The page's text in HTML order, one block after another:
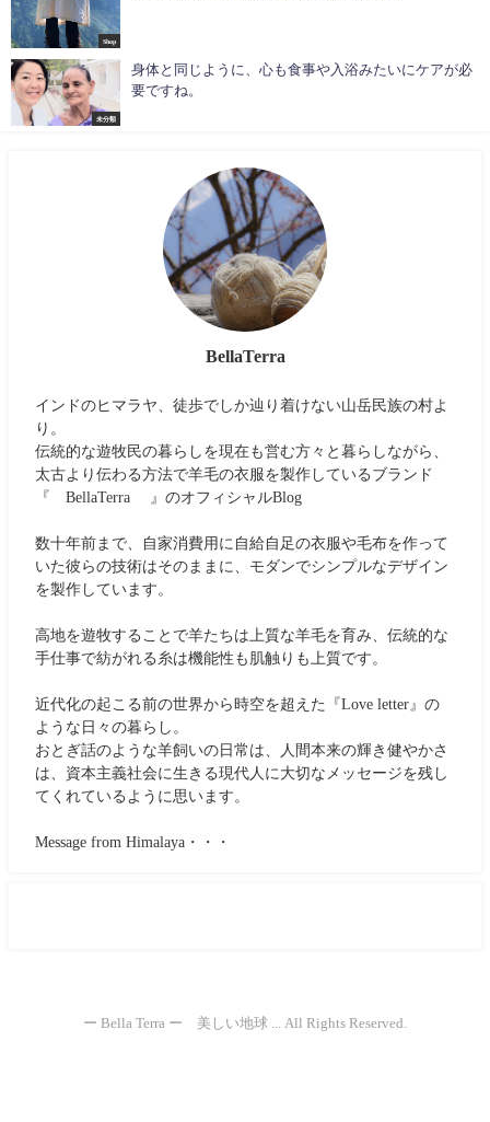
Shop
未分類
身体と同じように、心も食事や入浴みたいにケアが必
要ですね。
BellaTerra
インドのヒマラヤ、徒歩でしか辿り着けない山岳民族の村よ
り。
伝統的な遊牧民の暮らしを現在も営む方々と暮らしながら、
太古より伝わる方法で羊毛の衣服を製作しているブランド
『 BellaTerra 』のオフィシャルBlog
数十年前まで、自家消費用に自給自足の衣服や毛布を作って
いた彼らの技術はそのままに、モダンでシンプルなデザイン
を製作しています。
高地を遊牧することで羊たちは上質な羊毛を育み、伝統的な
手仕事で紡がれる糸は機能性も肌触りも上質です。
近代化の起こる前の世界から時空を超えた『Love letter』の
ような日々の暮らし。
おとぎ話のような羊飼いの日常は、人間本来の輝き健やかさ
は、資本主義社会に生きる現代人に大切なメッセージを残し
てくれているように思います。
Message from Himalaya・・・
ー Bella Terra ー 美しい地球 ... All Rights Reserved.